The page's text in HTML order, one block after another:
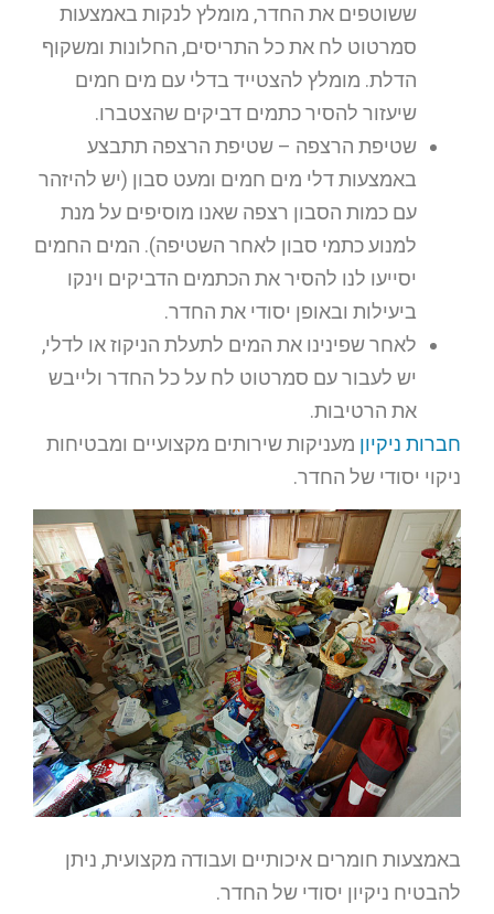
ששוטפים את החדר, מומלץ לנקות באמצעות
סמרטוט לח את כל התריסים, החלונות ומשקוף
הדלת. מומלץ להצטייד בדלי עם מים חמים
שיעזור להסיר כתמים דביקים שהצטברו.
שטיפת הרצפה – שטיפת הרצפה תתבצע
באמצעות דלי מים חמים ומעט סבון (יש להיזהר
עם כמות הסבון רצפה שאנו מוסיפים על מנת
למנוע כתמי סבון לאחר השטיפה). המים החמים
יסייעו לנו להסיר את הכתמים הדביקים וינקו
ביעילות ובאופן יסודי את החדר.
לאחר שפינינו את המים לתעלת הניקוז או לדלי,
יש לעבור עם סמרטוט לח על כל החדר ולייבש
את הרטיבות.
חברות ניקיון מעניקות שירותים מקצועיים ומבטיחות
ניקוי יסודי של החדר.
באמצעות חומרים איכותיים ועבודה מקצועית, ניתן
להבטיח ניקיון יסודי של החדר.